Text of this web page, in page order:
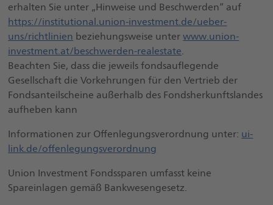
erhalten Sie unter „Hinweise und Beschwerden“ auf
https://institutional.union-investment.de/ueber-
uns/richtlinien beziehungsweise unterwww.union-
investment.at/beschwerden-realestate
Beachten Sie, dass die jeweils fondsauflegende
Gesellschaft die Vorkehrungen für den Vertrieb der
Fondsanteilscheine außerhalb des Fondsherkunftslandes
aufheben kann
Informationen zur Offenlegungsverordnung unter: ui-
link.de/offenlegungsverordnung
Union Investment Fondssparen umfasst keine
Spareinlagen gemäß Bankwesengesetz.